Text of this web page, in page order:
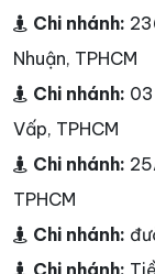
Chi nhánh:
Nhuận, TPHCM
Chi nhánh: 03
Vấp, TPHCM
Chi nhánh:
TPHCM
Chi nhánh:
Chi nhánh: